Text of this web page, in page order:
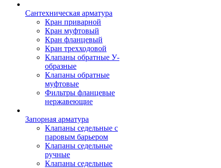
Сантехническая арматура
Кран приварной
Кран муфтовый
Кран фланцевый
Кран трехходовой
Клапаны обратные У-
образные
Клапаны обратные
муфтовые
Фильтры фланцевые
нержавеющие
Запорная арматура
Клапаны седельные с
паровым барьером
Клапаны седельные
ручные
Клапаны седельные